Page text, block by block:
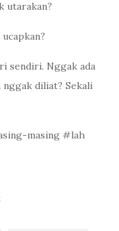
utarakan?
sendiri. Nggak ada
nggak diliat? Sekali
masing #lah